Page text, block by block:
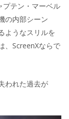
プテン・マーベル
の内部シーン
ようなスリルを
、ScreenXならで
われた過去が